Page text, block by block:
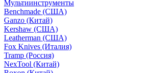
Мультиинструменты
Benchmade (США)
Ganzo (Китай)
Kershaw (США)
Leatherman (США)
Fox Knives (Италия)
Tramp (Россия)
NexTool (Китай)